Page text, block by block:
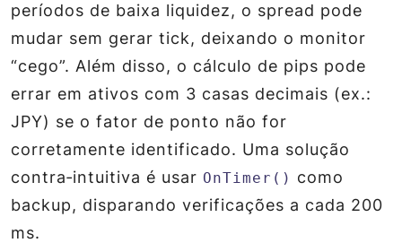
períodos de baixa liquidez, o spread pode
mudar sem gerar tick, deixando o monitor
“cego”. Além disso, o cálculo de pips pode
errar em ativos com 3 casas decimais (ex.:
JPY) se o fator de ponto não for
corretamente identificado. Uma solução
contra‑intuitiva é usar OnTimer() como
backup, disparando verificações a cada 200
ms.